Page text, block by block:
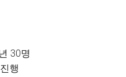
30명
행